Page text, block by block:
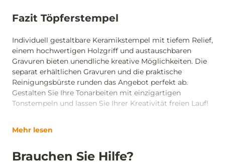
Fazit Töpferstempel
Individuell gestaltbare Keramikstempel mit tiefem Relief,
einem hochwertigen Holzgriff und austauschbaren
Gravuren bieten unendliche kreative Möglichkeiten. Die
separat erhältlichen Gravuren und die praktische
Reinigungsbürste runden das Angebot perfekt ab.
Gestalten Sie Ihre Tonarbeiten mit einzigartigen
Tonstempeln und lassen Sie Ihrer Kreativität freien Lauf!
Mehr lesen
Brauchen Sie Hilfe?